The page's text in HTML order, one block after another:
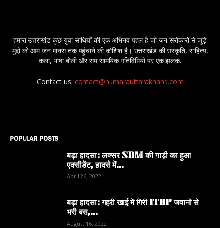
हमारा उत्तराखंड कुछ युवा साथियों की एक अभिनव पहल है जो जन सरोकारों से जुड़े
मुद्दों को आम जन मानस तक पहुंचाने की कोशिश है। उत्तराखंड की संस्कृति, साहित्य,
कला, भाषा बोली और सम सामयिक गतिविधियों पर एक झलक.
Contact us: contact@humarauttarakhand.com
POPULAR POSTS
बड़ा हादसा: लक्सर SDM की गाड़ी का हुआ
एक्सीडेंट, हादसे में...
April 26, 2022
बड़ा हादसा: गहरी खाई में गिरी ITBP जवानों से
भरी बस,...
August 16, 2022